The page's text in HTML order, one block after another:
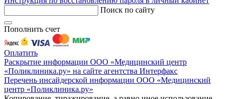
Поиск по сайту
Пополнить счет
Оплатить
Раскрытие информации ООО «Медицинский центр
«Поликлиника.ру» на сайте агентства Интерфакс
Перечень инсайдерской информации ООО «Медицинский
центр «Поликлиника.ру»